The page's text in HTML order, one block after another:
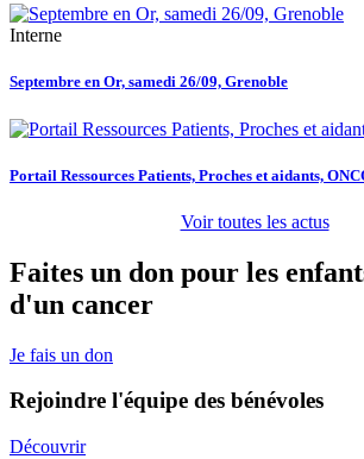
Interne
Septembre en Or, samedi 26/09, Grenoble
Portail Ressources Patients, Proches et aidants,
Voir toutes les actus
Faites un don pour les
d'un cancer
Je fais un don
Rejoindre l'équipe des bénévoles
Découvrir